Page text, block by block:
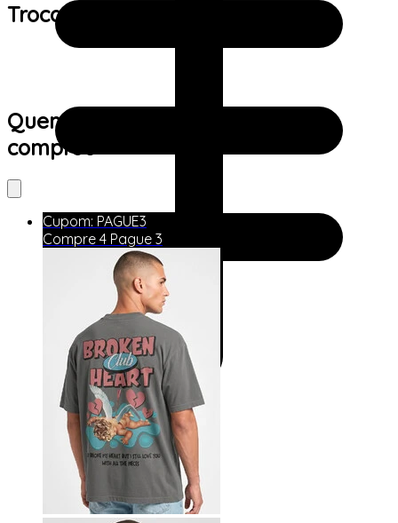
Trocas e devoluções:
Quem viu este produto também
comprou